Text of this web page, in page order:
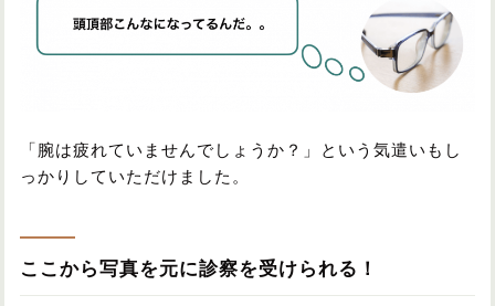
「腕は疲れていませんでしょうか？」という気遣いもし
っかりしていただけました。
ここから写真を元に診察を受けられる！